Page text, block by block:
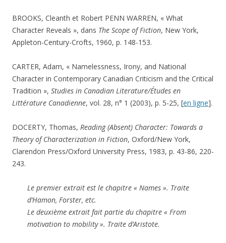
BROOKS, Cleanth et Robert PENN WARREN, « What
Character Reveals », dans The Scope of Fiction, New York,
Appleton-Century-Crofts, 1960, p. 148-153.
CARTER, Adam, « Namelessness, Irony, and National
Character in Contemporary Canadian Criticism and the Critical
Tradition », Studies in Canadian Literature/Études en
Littérature Canadienne, vol. 28, n° 1 (2003), p. 5-25, [en ligne].
DOCERTY, Thomas, Reading (Absent) Character: Towards a
Theory of Characterization in Fiction, Oxford/New York,
Clarendon Press/Oxford University Press, 1983, p. 43-86, 220-
243.
Le premier extrait est le chapitre « Names ». Traite
d’Hamon, Forster, etc.
Le deuxième extrait fait partie du chapitre « From
motivation to mobility ». Traite d’Aristote.